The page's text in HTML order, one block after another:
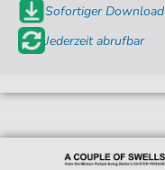
Sofortiger Download
Jederzeit abrufbar